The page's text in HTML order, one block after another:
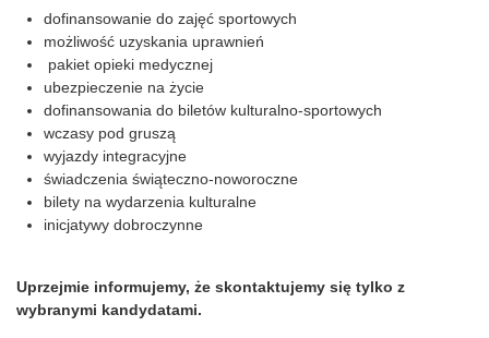
dofinansowanie do zajęć sportowych
możliwość uzyskania uprawnień
pakiet opieki medycznej
ubezpieczenie na życie
dofinansowania do biletów kulturalno-sportowych
wczasy pod gruszą
wyjazdy integracyjne
świadczenia świąteczno-noworoczne
bilety na wydarzenia kulturalne
inicjatywy dobroczynne
Uprzejmie informujemy, że skontaktujemy się tylko z
wybranymi kandydatami.